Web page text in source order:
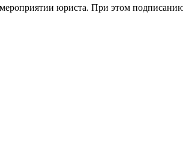
юриста. При этом